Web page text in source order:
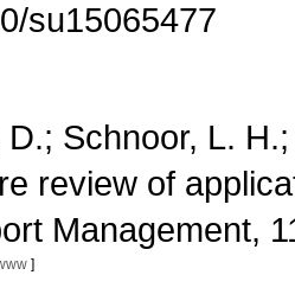
su15065477
D.; Schnoor, L.
review of
Management,
]